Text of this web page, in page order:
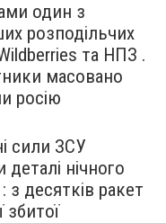
один з
розподільчих
та НПЗ .
масовано
росію
сили ЗСУ
деталі нічного
з десятків ракет
збитої